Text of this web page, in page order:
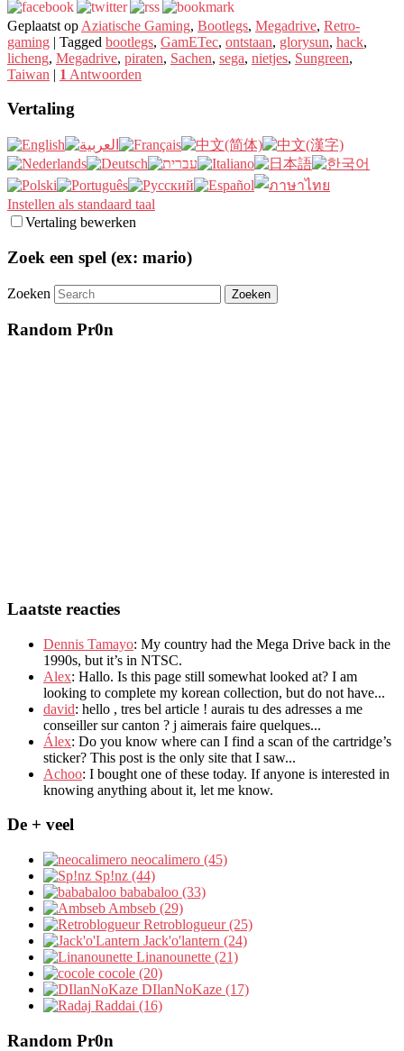
Geplaatst op Aziatische Gaming, Bootlegs, Megadrive, Retro-
gaming | Tagged bootlegs, GamETec, ontstaan, glorysun, hack,
licheng, Megadrive, piraten, Sachen, sega, nietjes, Sungreen,
Taiwan | 1 Antwoorden
Vertaling
Instellen als standaard taal
Vertaling bewerken
Zoek een spel (ex: mario)
Zoeken
Random Pr0n
Laatste reacties
Dennis Tamayo: My country had the Mega Drive back in the
1990s, but it’s in NTSC.
Alex: Hallo. Is this page still somewhat looked at? I am
looking to complete my korean collection, but do not have...
david: hello , tres bel article ! aurais tu des adresses a me
conseiller sur canton ? j aimerais faire quelques...
Álex: Do you know where can I find a scan of the cartridge’s
sticker? This post is the only site that I saw...
Achoo: I bought one of these today. If anyone is interested in
knowing anything about it, let me know.
De + veel
neocalimero (45)
Sp!nz (44)
bababaloo (33)
Ambseb (29)
Retroblogueur (25)
Jack'o'lantern (24)
Linanounette (21)
cocole (20)
DIlanNoKaze (17)
Raddai (16)
Random Pr0n